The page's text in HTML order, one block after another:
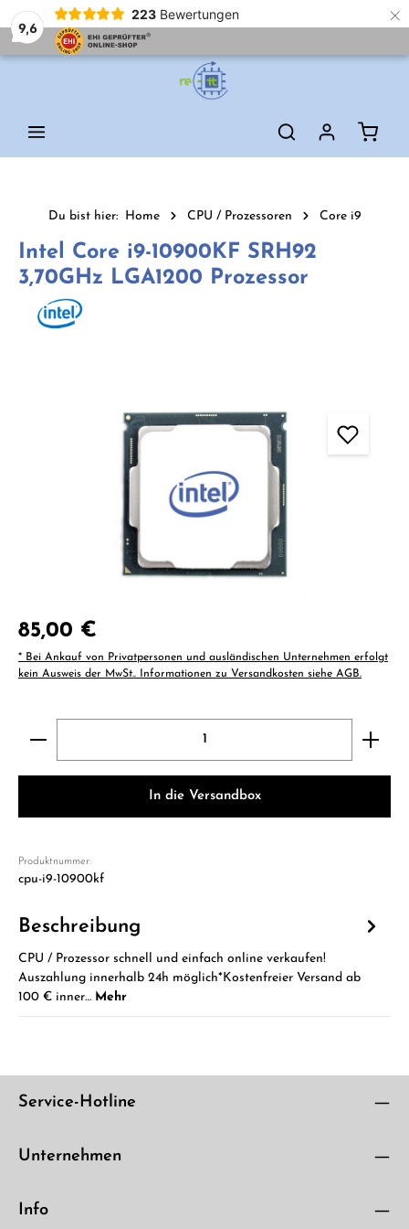
9,6
223 Bewertungen ×
Du bist hier: Home CPU / Prozessoren Core i9
Intel Core i9-10900KF SRH92
3,70GHz LGA1200 Prozessor
Regulärer Preis:
85,00 €
* Bei Ankauf von Privatpersonen und ausländischen Unternehmen erfolgt
kein Ausweis der MwSt.. Informationen zu Versandkosten siehe AGB.
Produkt Anzahl: Gib den gewünschten Wert ein
In die Versandbox
Produktnummer:
cpu-i9-10900kf
Beschreibung
CPU / Prozessor schnell und einfach online verkaufen!
Auszahlung innerhalb 24h möglich*Kostenfreier Versand ab
100 € inner… Mehr
Service-Hotline
Unternehmen
Info